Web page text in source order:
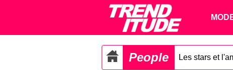
People Les stars et